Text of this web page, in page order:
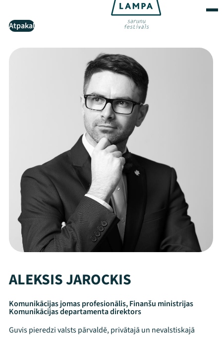
Atpakaļ
ALEKSIS JAROCKIS
Komunikācijas jomas profesionālis, Finanšu ministrijas
Komunikācijas departamenta direktors
Guvis pieredzi valsts pārvaldē, privātajā un nevalstiskajā